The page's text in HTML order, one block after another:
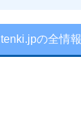
tenki.jpの全情